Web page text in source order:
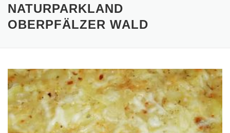
REGIONEN REGIOPLUS-WISSEN
NATURPARKLAND
OBERPFÄLZER WALD